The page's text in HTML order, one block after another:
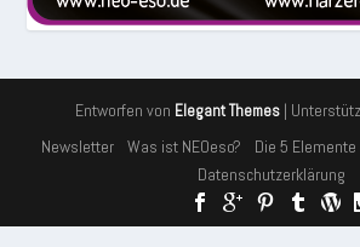
Entworfen von Elegant Themes|
Newsletter Was ist NEOeso? Die 5 Elemente
Datenschutzerklärung